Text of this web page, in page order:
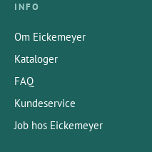
INFO
Om Eickemeyer
Kataloger
FAQ
Kundeservice
Job hos Eickemeyer